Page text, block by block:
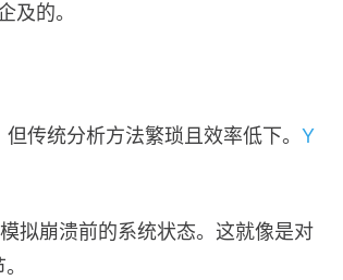
及的。
传统分析方法繁琐且效率低下。 Y
拟崩溃前的系统状态。这就像是对